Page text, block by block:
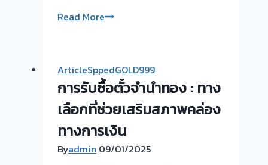
Read Moreรับ
ทอง
FG965
💰
เร็ว
ถึงที่
ArticleSppedGOLD999
การรับซื้อตั๋วจำนำทอง : ทาง
เลือกที่ช่วยเสริมสภาพคล่อง
ทางการเงิน
Byadmin 09/01/2025